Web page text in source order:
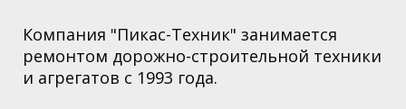
Компания "Пикас-Техник" занимается
ремонтом дорожно-строительной техники
и агрегатов с 1993 года.